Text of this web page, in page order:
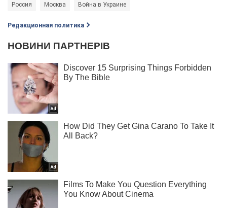
Россия Москва Война в Украине
Редакционная политика